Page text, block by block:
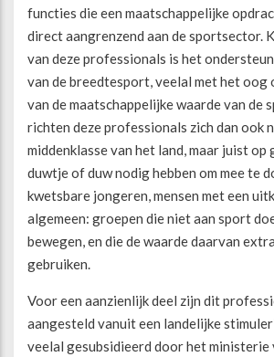
functies die een maatschappelijke
direct aangrenzend aan de sportsector.
van deze professionals is het
van de breedtesport, veelal met het oog
van de maatschappelijke waarde van de
richten deze professionals zich dan ook
middenklasse van het land, maar juist op
duwtje of duw nodig hebben om mee te
kwetsbare jongeren, mensen met een
algemeen: groepen die niet aan sport
bewegen, en die de waarde daarvan
gebruiken.
Voor een aanzienlijk deel zijn dit
aangesteld vanuit een landelijke
veelal gesubsidieerd door het ministerie
Paralympische topsport
Esports, gaming en gamification
Alle thema’s